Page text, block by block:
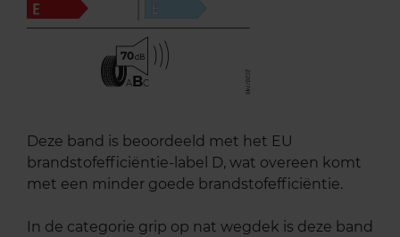
70
ABC
Deze band is beoordeeld met het EU
brandstofefficiëntie-label D, wat overeen komt
met een minder goede brandstofefficiëntie.
In de categorie grip op nat wegdek is deze band